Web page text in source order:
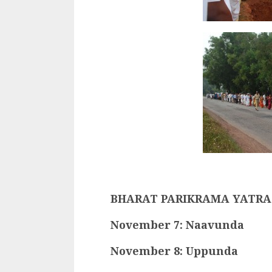
BHARAT PARIKRAMA
November 7: Naavunda
November 8: Uppunda